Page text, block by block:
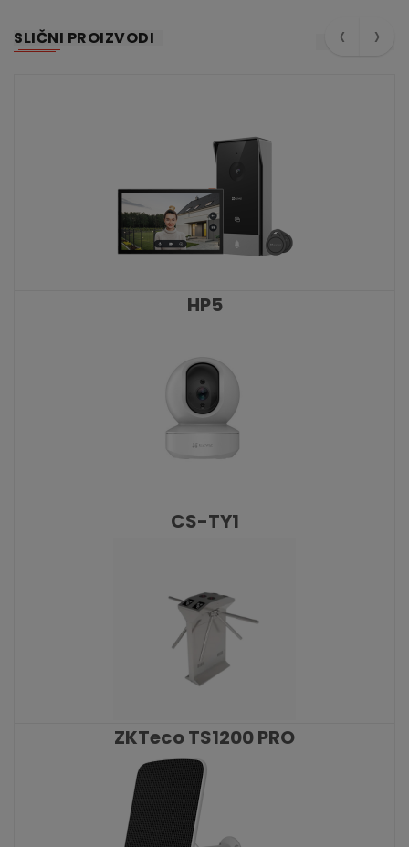
SLIČNI PROIZVODI
HP5
CS-TY1
ZKTeco TS1200 PRO
KATALOŠKI BROJ: 9196
‹ ›